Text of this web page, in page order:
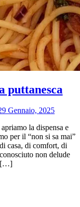
puttanesca
Gennaio, 2025
la dispensa e
per il “non si sa mai”
casa, di comfort, di
non delude
[…]